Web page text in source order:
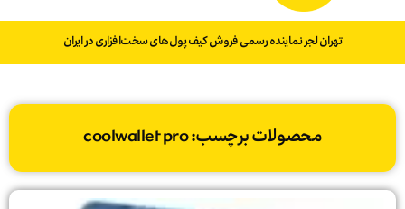
تهران لجر نماینده رسمی فروش کیف پول‌های سخت‌افزاری در ایران
محصولات برچسب: coolwallet pro